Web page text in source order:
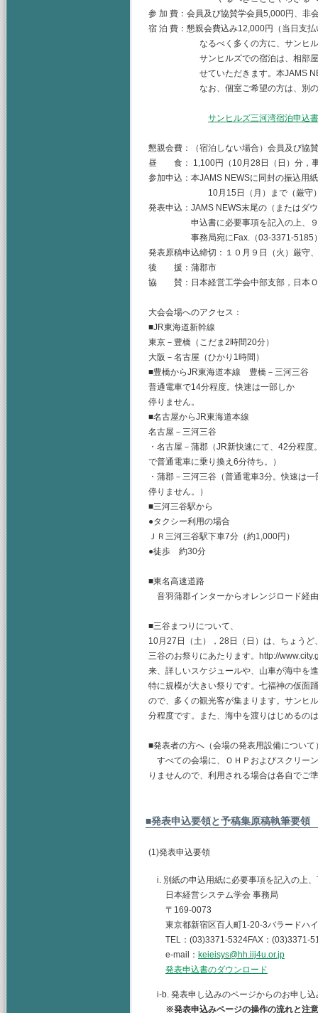
参 加 費：会員及び協賛学会員5,000円、非
宿 泊 費：懇親会費込み12,000円（当日支
なるべく多くの方に、サンヒルズで
サンヒルズでの宿泊は、相部屋とさ
せていただきます。本JAMS
なお、個室ご希望の方は、別のホ
サンヒルズ三河湾宿泊申込
懇親会費：（宿泊しない場合）会員及び協
昼 食： 1,100円（10月28日（日）分，
参加申込：本JAMS NEWSに同封の振込用
10月15日（月）まで（厳守
発表申込：JAMS NEWS末尾の（またはダ
申込書に必要事項を記入の上、９月
事務局宛にFax.（03-3371-5185）
発表原稿申込締切：１０月９日（火）厳守
後 援：蒲郡市
協 賛：日本経営工学会中部支部，日本Ｏ
大会会場へのアクセス：
■JR東海道新幹線
東京－豊橋（こだま2時間20分）
大阪－名古屋（ひかり1時間）
■豊橋からJR東海道本線 豊橋－三河三谷
普通電車で14分程度。快速は一部しか
停りません。
■名古屋からJR東海道本線
名古屋－三河三谷
・名古屋－蒲郡（JR新快速にて、42分程度
で普通電車に乗り換え6分待ち。）
・蒲郡－三河三谷（普通電車3分。快速は一
停りません。）
■三河三谷駅から
●タクシー利用の場合
ＪＲ三河三谷駅下車7分（約1,000円）
●徒歩 約30分
■東名高速道路
音羽蒲郡インターからオレンジロード経
■三谷まつりについて、
10月27日（土），28日（日）は、ちょうど
三谷のお祭りにあたります。http://
来、詳しいスケジュールや、山車が海中を
特に規模が大きい祭りです。七福神の仮面
ので、多くの観光客が集まります。サンヒ
分程度です。また、海中を渡りはじめるの
■発表者の方へ（会場の発表用設備について
すべての会場に、ＯＨＰおよびスクリー
りませんので、利用される場合は各自でご
■発表申込要領と予稿集原稿執筆要領
(1)発表申込要領
i. 別紙の申込用紙に必要事項を記入の上
日本経営システム学会 事務局
〒169-0073
東京都新宿区百人町1-20-3バラードハ
TEL：(03)3371-5324FAX：(03)3371-
e-mail： keieisys@hh.iij4u.or.jp
発表申込書のダウンロード
i-b. 発表申し込みのページからのお申し
※発表申込みページの操作の流れと注意